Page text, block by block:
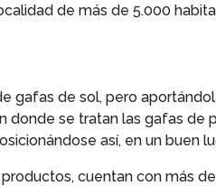
de más de 5.000
gafas de sol, pero
donde se tratan las gafas
así, en un buen
cuentan con más